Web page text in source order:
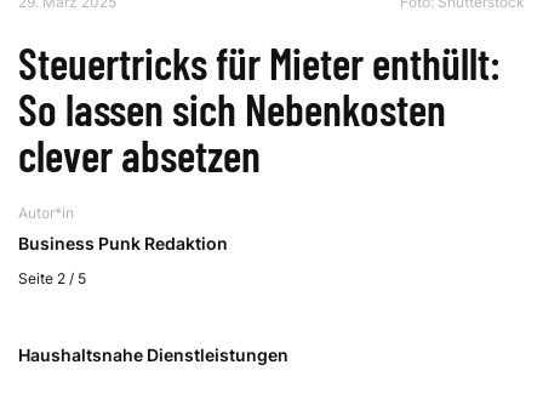
Steuertricks für Mieter enthüllt:
So lassen sich Nebenkosten
clever absetzen
Autor*in
Business Punk Redaktion
Seite 2 / 5
Haushaltsnahe Dienstleistungen